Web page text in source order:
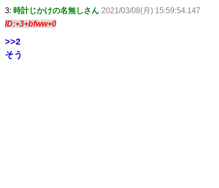
3: 時計じかけの名無しさん 2021/03/08(月) 15:59:54.147
ID:+3+bfww+0
>>2
そう